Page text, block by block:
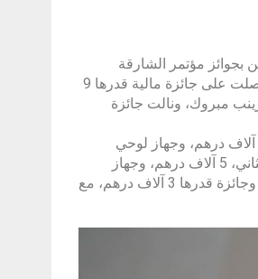
بجوائز مؤتمر الشارقة
للرسوم المتحركة، حيث فازت بالمركز الأول من جائزة “الإعلان الترويجي للكتاب” بدور المهري، التي حصلت على جائزة مالية قدرها 9
مبروك، ونالت جائزة
كرّم العامري الفائزين بجائزة “اعرض مشروعك”، إذ حصد المركز الأول بوبكر بخاري، وحصل على 9 آلاف درهم، وجهاز لوحي
للرسم من “واكوم”، ورخصة برنامج “تون بوم هارموني”، بينما نال عبد العزيز الرفاعي، صاحب المركز الثاني، 5 آلاف درهم، وجهاز
لوحي للرسم من “واكوم”، ورخصة لبرنامج “ستوري بورد”. وأخيراً حصلت رغد عودة على المركز الثالث، وجائزة قدرها 3 آلاف درهم، مع